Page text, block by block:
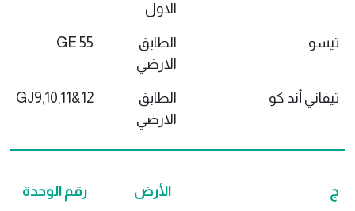
الاول
تيسو
الطابق
الارضي
GE 55
تيفاني أند كو
الطابق
الارضي
GJ9,10,11&12
ج الأرض رقم الوحدة